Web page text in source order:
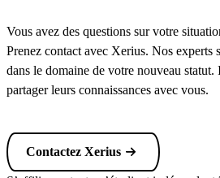
Vous avez des questions sur votre
Prenez contact avec Xerius. Nos experts
dans le domaine de votre nouveau
partager leurs connaissances avec vous.
Contactez Xerius